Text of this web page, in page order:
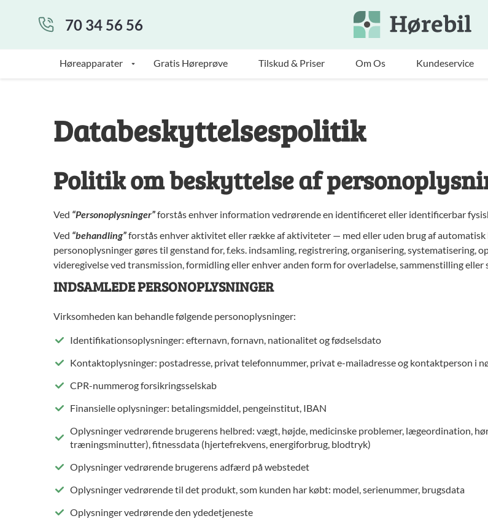
70 34 56 56
Høreapparater Gratis Høreprøve Tilskud & Priser Om Os Kundeservice
Databeskyttelsespolitik
Politik om beskyttelse af
Ved “Personoplysninger”forstås enhver information vedrørende en identificeret eller identificerbar
Ved “behandling”forstås enhver aktivitet eller række af aktiviteter — med eller uden brug af
personoplysninger gøres til genstand for, f.eks. indsamling, registrering, organisering, systematisering,
videregivelse ved transmission, formidling eller enhver anden form for overladelse, sammenstilling
INDSAMLEDE PERSONOPLYSNINGER
Virksomheden kan behandle følgende personoplysninger:
Identifikationsoplysninger: efternavn, fornavn, nationalitet og fødselsdato
Kontaktoplysninger: postadresse, privat telefonnummer, privat e-mailadresse og kontaktperson i
CPR-nummerog forsikringsselskab
Finansielle oplysninger: betalingsmiddel, pengeinstitut, IBAN
Oplysninger vedrørende brugerens helbred: vægt, højde, medicinske problemer, lægeordination,
træningsminutter), fitnessdata (hjertefrekvens, energiforbrug, blodtryk)
Oplysninger vedrørende brugerens adfærd på webstedet
Oplysninger vedrørende til det produkt, som kunden har købt: model, serienummer, brugsdata
Oplysninger vedrørende den ydedetjeneste